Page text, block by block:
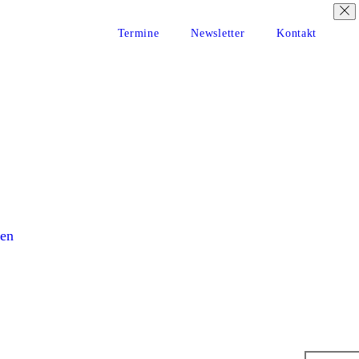
Termine Newsletter Kontakt